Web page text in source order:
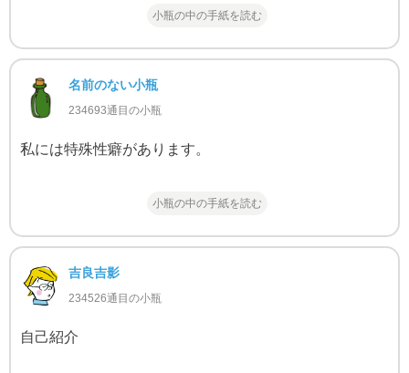
小瓶の中の手紙を読む
名前のない小瓶
234693通目の小瓶
私には特殊性癖があります。
小瓶の中の手紙を読む
吉良吉影
234526通目の小瓶
自己紹介